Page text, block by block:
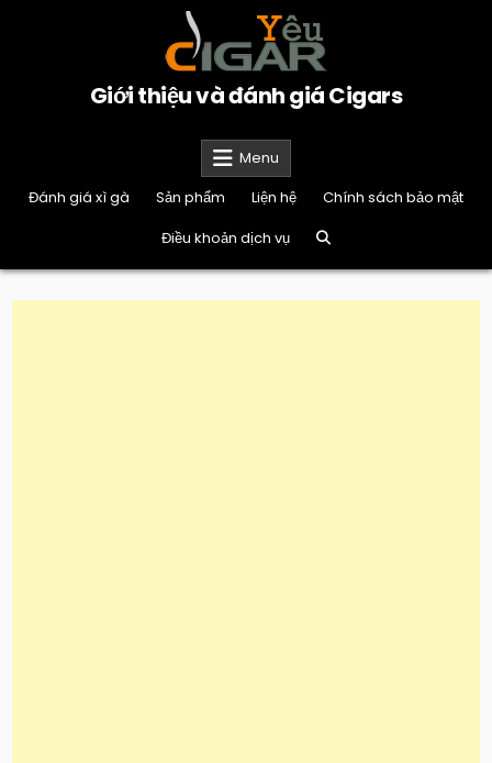
Giới thiệu và đánh giá Cigars
Menu
Đánh giá xì gà
Sản phẩm Liện hệ
Chính sách bảo mật
Điều khoản dịch vụ